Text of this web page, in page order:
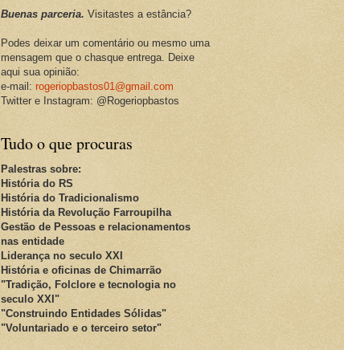
Buenas parceria. Visitastes a estância?
Podes deixar um comentário ou mesmo uma
mensagem que o chasque entrega. Deixe
aqui sua opinião:
e-mail: rogeriopbastos01@gmail.com
Twitter e Instagram: @Rogeriopbastos
Tudo o que procuras
Palestras sobre:
História do RS
História do Tradicionalismo
História da Revolução Farroupilha
Gestão de Pessoas e relacionamentos
nas entidade
Liderança no seculo XXI
História e oficinas de Chimarrão
"Tradição, Folclore e tecnologia no
seculo XXI"
"Construindo Entidades Sólidas"
"Voluntariado e o terceiro setor"